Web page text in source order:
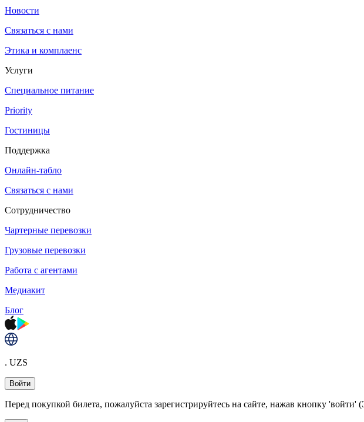
Новости
Связаться с нами
Этика и комплаенс
Услуги
Специальное питание
Priority
Гостиницы
Поддержка
Онлайн-табло
Связаться с нами
Сотрудничество
Чартерные перевозки
Грузовые перевозки
Работа с агентами
Медиакит
Блог
. UZS
Войти
Перед покупкой билета, пожалуйста зарегистрируйтесь на сайте, нажав кнопку